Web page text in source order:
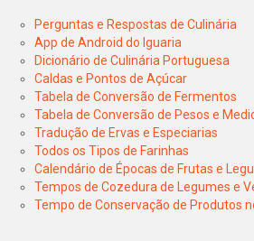
Perguntas e Respostas de Culinária
App de Android do Iguaria
Dicionário de Culinária Portuguesa
Caldas e Pontos de Açúcar
Tabela de Conversão de Fermentos
Tabela de Conversão de Pesos e
Tradução de Ervas e Especiarias
Todos os Tipos de Farinhas
Calendário de Épocas de Frutas e
Tempos de Cozedura de Legumes e
Tempo de Conservação de Produtos